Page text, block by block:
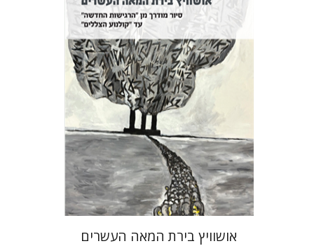
הנחת אתר ספר מודפס
$35
$32
אושוויץ בירת המאה העשרים